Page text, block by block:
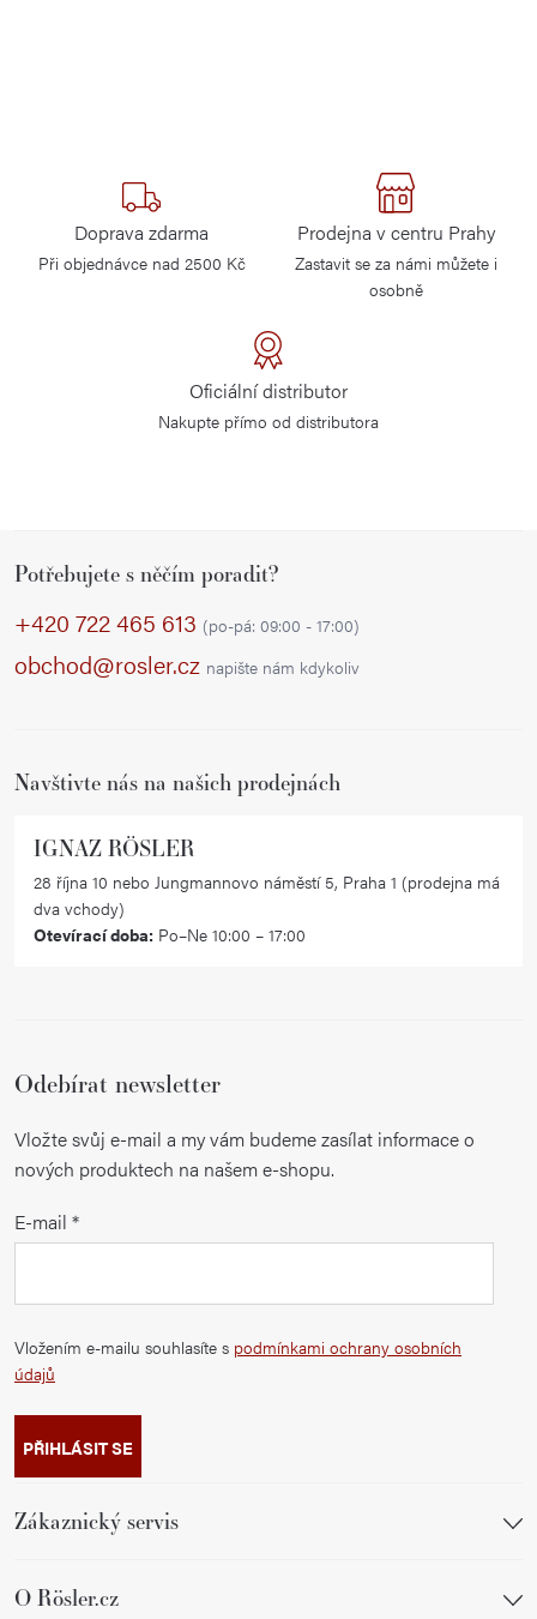
Doprava zdarma
Při objednávce nad 2500 Kč
Prodejna v centru Prahy
Zastavit se za námi můžete i
osobně
Oficiální distributor
Nakupte přímo od distributora
Potřebujete s něčím poradit?
+420 722 465 613 (po-pá: 09:00 - 17:00)
obchod@rosler.cz napište nám kdykoliv
Navštivte nás na našich prodejnách
IGNAZ RÖSLER
28 října 10 nebo Jungmannovo náměstí 5, Praha 1 (prodejna má
dva vchody)
Otevírací doba: Po–Ne 10:00 – 17:00
Odebírat newsletter
Vložte svůj e-mail a my vám budeme zasílat informace o
nových produktech na našem e-shopu.
E-mail
Vložením e-mailu souhlasíte s podmínkami ochrany osobních
údajů
PŘIHLÁSIT SE
Zákaznický servis
O Rösler.cz